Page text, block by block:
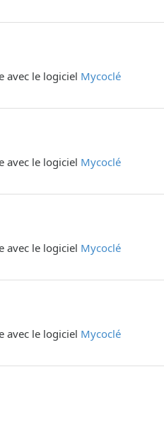
avec le logiciel Mycoclé
avec le logiciel Mycoclé
avec le logiciel Mycoclé
avec le logiciel Mycoclé